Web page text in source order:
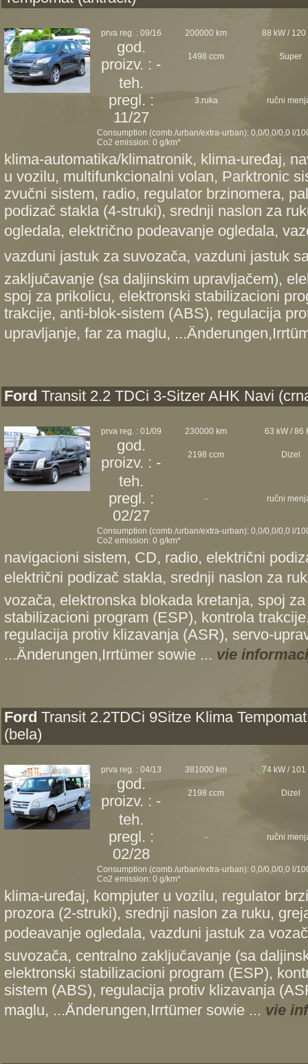
prva reg. : 09/16 200000 km 88 kW / 120
god.
proizv. : -
1498 ccm Super
teh.
pregl. :
11/27
3.ruka ručni
Consumption (comb./urban/extra-urban): 0,0/0,0/0,0 l/
Co2 emission: 0 g/km*
klima-automatika/klimatronik, klima-uređaj,
u vozilu, multifunkcionalni volan, Parktronic
zvučni sistem, radio, regulator brzinomera,
podizač stakla (4-struki), srednji naslon za
ogledala, električno podeavanje ogledala,
vazduni jastuk za suvozača, vazduni jastuk
zaključavanje (sa daljinskim upravljačem),
spoj za prikolicu, elektronski stabilizacioni
trakcije, anti-blok-sistem (ABS), regulacija
upravljanje, far za maglu,
Ford Transit 2.2 TDCi 3-Sitzer AHK Navi
prva reg. : 01/09 230000 km 63 kW / 86
god.
proizv. : -
2198 ccm Dizel
teh.
pregl. :
02/27
- ručni
Consumption (comb./urban/extra-urban): 0,0/0,0/0,0 l/
Co2 emission: 0 g/km*
navigacioni sistem, CD, radio, električni
električni podizač stakla, srednji naslon za
vozača, elektronska blokada kretanja, spoj
stabilizacioni program (ESP), kontrola
regulacija protiv klizavanja (ASR), servo-
...Änderungen,Irrtümer sowie ... vie
Ford Transit 2.2TDCi 9Sitze Klima Tempomat
(bela)
prva reg. : 04/13 381000 km 74 kW / 101
god.
proizv. : -
2198 ccm Dizel
teh.
pregl. :
02/28
- ručni
Consumption (comb./urban/extra-urban): 0,0/0,0/0,0 l/
Co2 emission: 0 g/km*
klima-uređaj, kompjuter u vozilu, regulator
prozora (2-struki), srednji naslon za ruku,
podeavanje ogledala, vazduni jastuk za
suvozača, centralno zaključavanje (sa
elektronski stabilizacioni program (ESP),
sistem (ABS), regulacija protiv klizavanja
maglu, ...Änderungen,Irrtümer sowie ... vie